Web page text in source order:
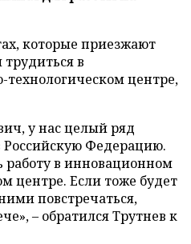
которые приезжают
трудиться в
центре,
у нас целый ряд
Федерацию.
в инновационном
центре. Если тоже будет
повстречаться,
– обратился Трутнев к